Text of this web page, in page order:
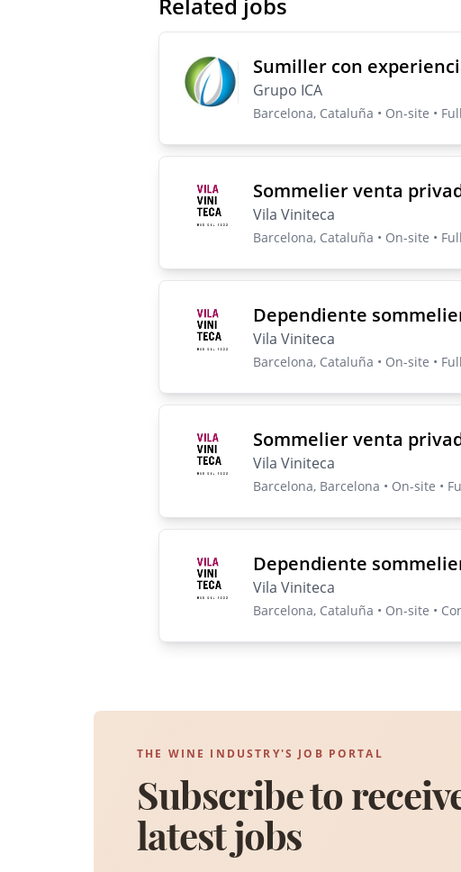
Sumiller con
Grupo ICA
Barcelona, Cataluña • On-site •
Sommelier venta
Vila Viniteca
Barcelona, Cataluña • On-site •
Dependiente
Vila Viniteca
Barcelona, Cataluña • On-site •
Sommelier venta
Vila Viniteca
Barcelona, Barcelona • On-site •
Dependiente
Vila Viniteca
Barcelona, Cataluña • On-site •
THE WINE INDUSTRY'S JOB PORTAL
Subscribe to
latest jobs